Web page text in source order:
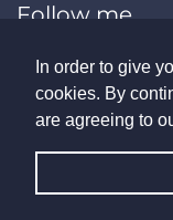
In order to give
cookies. By
are agreeing to
Follow me
LINKEDIN
ALL